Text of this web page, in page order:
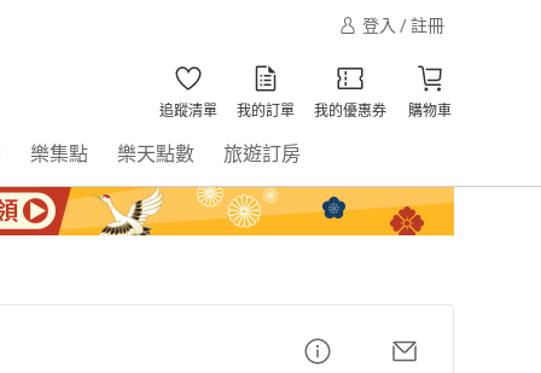
登入 / 註冊
追蹤清單 我的訂單 我的優惠券 購物車
樂集點 樂天點數 旅遊訂房